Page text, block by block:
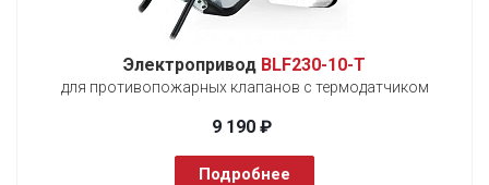
Электропривод BLF230-10-T
для противопожарных клапанов с термодатчиком
9 190 ₽
Подробнее